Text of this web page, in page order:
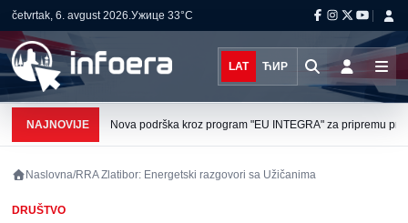
četvrtak, 6. avgust 2026.Ужице 33°C
LAT ЋИР
NAJNOVIJE Nova podrška kroz program "EU INTEGRA" za pripremu
Naslovna/RRA Zlatibor: Energetski razgovori sa Užičanima
DRUŠTVO